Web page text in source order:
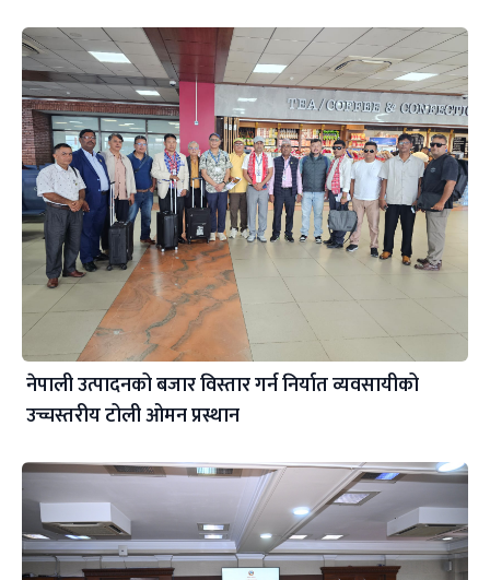
नेपाली उत्पादनको बजार विस्तार गर्न निर्यात व्यवसायीको
उच्चस्तरीय टोली ओमन प्रस्थान